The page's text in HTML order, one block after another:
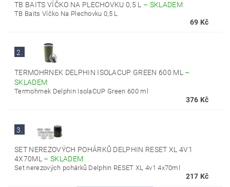
TB BAITS VÍČKO NA PLECHOVKU 0,5 L – SKLADEM
TB Baits Víčko Na Plechovku 0,5 L
69 Kč
2.
TERMOHRNEK DELPHIN ISOLACUP GREEN 600 ML –
SKLADEM
Termohrnek Delphin IsolaCUP Green 600 ml
376 Kč
3.
SET NEREZOVÝCH POHÁRKŮ DELPHIN RESET XL 4V1
4X70ML –SKLADEM
Set nerezových pohárků Delphin RESET XL 4v1 4x70ml
217 Kč